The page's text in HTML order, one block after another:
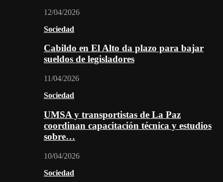
12/04/2026
Sociedad
Cabildo en El Alto da plazo para bajar
sueldos de legisladores
11/04/2026
Sociedad
UMSA y transportistas de La Paz
coordinan capacitación técnica y estudios
sobre…
10/04/2026
Sociedad